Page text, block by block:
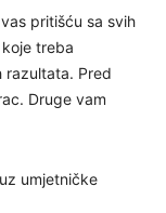
pritišću sa svih
treba
razultata. Pred
Druge vam
umjetničke